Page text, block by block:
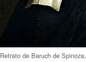
Retrato de Baruch de Spinoza,